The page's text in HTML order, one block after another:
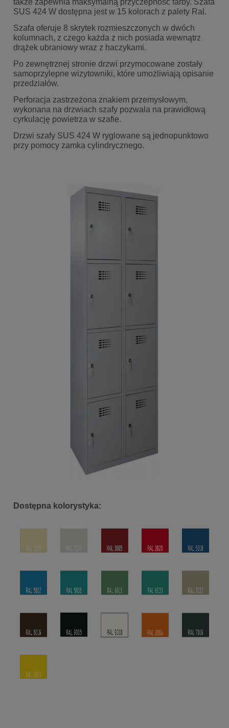
także zapewnia maksymalną przyczepność farby. Szafa
SUS 424 W dostępna jest w 15 kolorach z palety Ral.
Szafa oferuje 8 skrytek rozmieszczonych w dwóch
kolumnach, z czego każda z nich posiada wewnątrz
drążek ubraniowy wraz z haczykami.
Po zewnętrznej stronie drzwi przymocowane zostały
samoprzylepne wizytowniki, które umożliwiają opisanie
przedziałów.
Perforacja zastrzeżona znakiem przemysłowym,
wykonana na drzwiach szafy pozwala na prawidłową
cyrkulację powietrza w szafie.
Drzwi szafy SUS 424 W ryglowane są jednopunktowo
przy pomocy zamka cylindrycznego.
Dostępna kolorystyka: